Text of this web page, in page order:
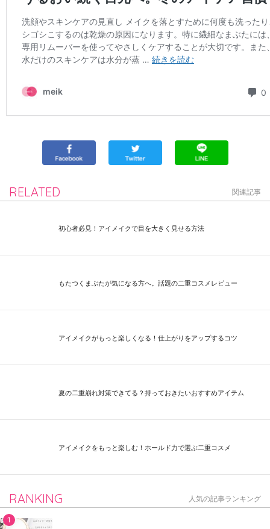
RELATED 関連記事
初心者必見！アイメイクで目を大きく見せる方法
もたつくまぶたが気になる方へ。話題の二重コスメレビュー
アイメイクがもっと楽しくなる！仕上がりをアップするコツ
夏の二重崩れ対策できてる？持っておきたいおすすめアイテム
アイメイクをもっと楽しむ！ホールド力で選ぶ二重コスメ
RANKING 人気の記事ランキング